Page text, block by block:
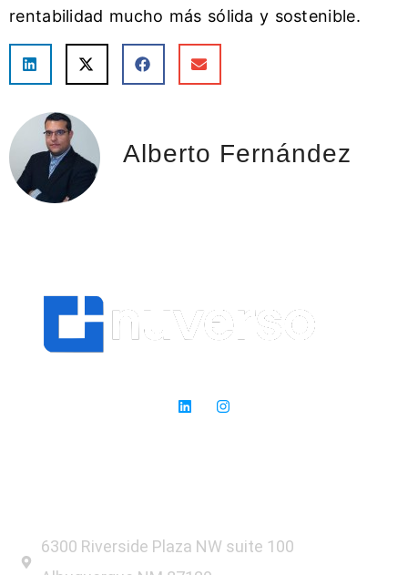
rentabilidad mucho más sólida y sostenible.
Alberto Fernández
6300 Riverside Plaza NW suite 100